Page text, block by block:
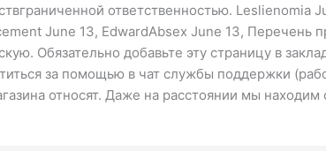
ответственностью.
June 13, EdwardAbsex June 13, Перечень
Обязательно добавьте эту страницу в
за помощью в чат службы поддержки
относят. Даже на расстоянии мы находим